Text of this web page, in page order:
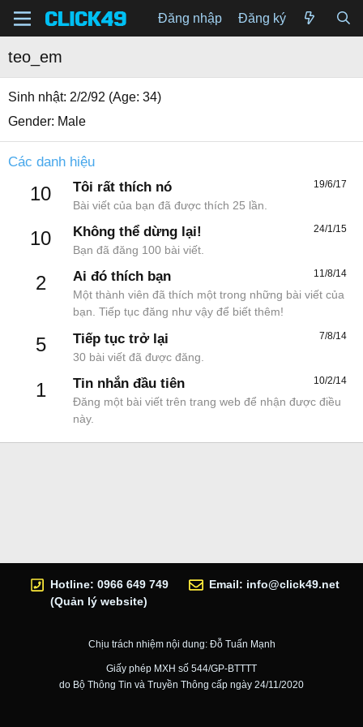
Đăng nhập Đăng ký
teo_em
Sinh nhật 2/2/92 (Age: 34)
Gender Male
Các danh hiệu
10 19/6/17
Tôi rất thích nó
Bài viết của bạn đã được thích 25 lần.
10 24/1/15
Không thể dừng lại!
Bạn đã đăng 100 bài viết.
2 11/8/14
Ai đó thích bạn
Một thành viên đã thích một trong những bài viết của
bạn. Tiếp tục đăng như vậy để biết thêm!
5 7/8/14
Tiếp tục trở lại
30 bài viết đã được đăng.
1 10/2/14
Tin nhắn đầu tiên
Đăng một bài viết trên trang web để nhận được điều
này.
Hotline: 0966 649 749
(Quản lý website)
Email: info@click49.net
Chịu trách nhiệm nội dung: Đỗ Tuấn Mạnh
Giấy phép MXH số 544/GP-BTTTT
do Bộ Thông Tin và Truyền Thông cấp ngày 24/11/2020